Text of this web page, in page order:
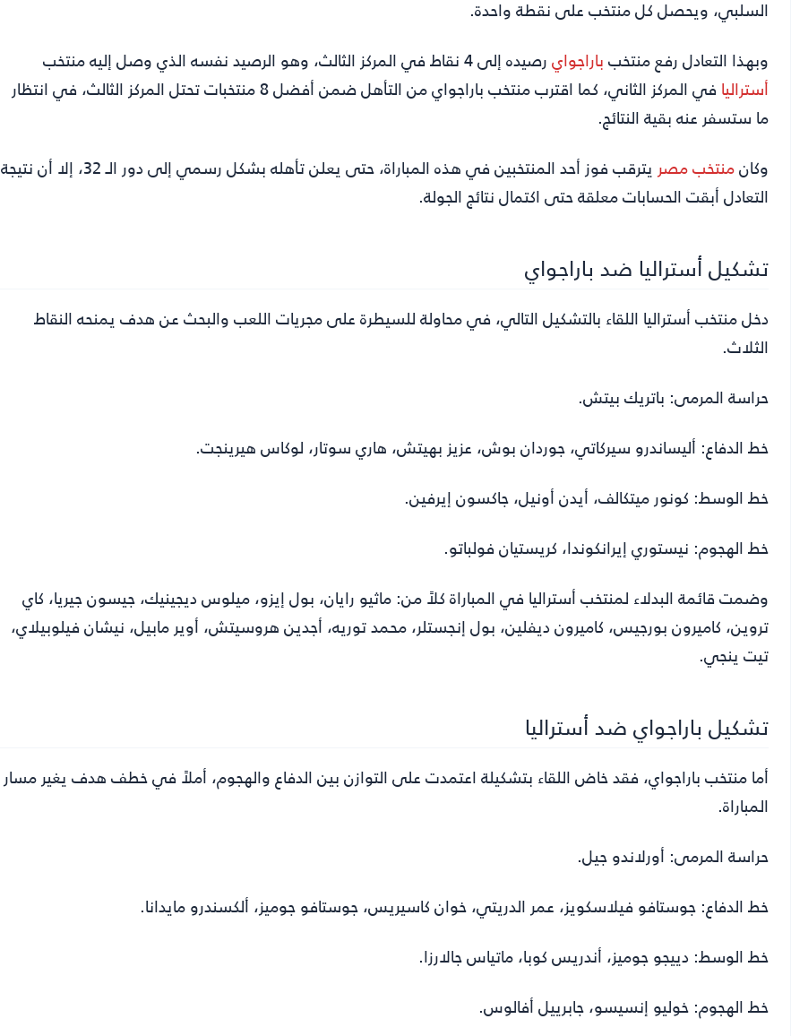
السلبي، ويحصل كل منتخب على نقطة واحدة.
وبهذا التعادل رفع منتخبباراجوايرصيده إلى 4 نقاط في المركز الثالث، وهو الرصيد نفسه الذي وصل إليه منتخب
أستراليا
في المركز الثاني، كما اقترب منتخب باراجواي من التأهل ضمن أفضل 8 منتخبات تحتل المركز الثالث، في انتظار
ما ستسفر عنه بقية النتائج.
وكانمنتخب مصر
يترقب فوز أحد المنتخبين في هذه المباراة، حتى يعلن تأهله بشكل رسمي إلى دور الـ 32، إلا أن نتيجة
التعادل أبقت الحسابات معلقة حتى اكتمال نتائج الجولة.
تشكيل أستراليا ضد باراجواي
دخل منتخب أستراليا اللقاء بالتشكيل التالي، في محاولة للسيطرة على مجريات اللعب والبحث عن هدف يمنحه النقاط
الثلاث.
حراسة المرمى: باتريك بيتش.
خط الدفاع: أليساندرو سيركاتي، جوردان بوش، عزيز بهيتش، هاري سوتار، لوكاس هيرينجت.
خط الوسط: كونور ميتكالف، أيدن أونيل، جاكسون إيرفين.
خط الهجوم: نيستوري إيرانكوندا، كريستيان فولباتو.
وضمت قائمة البدلاء لمنتخب أستراليا في المباراة كلاً من: ماثيو رايان، بول إيزو، ميلوس ديجينيك، جيسون جيريا، كاي
تروين، كاميرون بورجيس، كاميرون ديفلين، بول إنجستلر، محمد توريه، أجدين هروسيتش، أوير مابيل، نيشان فيلوبيلاي،
تيت ينجي.
تشكيل باراجواي ضد أستراليا
أما منتخب باراجواي، فقد خاض اللقاء بتشكيلة اعتمدت على التوازن بين الدفاع والهجوم، أملاً في خطف هدف يغير مسار
المباراة.
حراسة المرمى: أورلاندو جيل.
خط الدفاع: جوستافو فيلاسكويز، عمر الدريتي، خوان كاسيريس، جوستافو جوميز، ألكسندرو مايدانا.
خط الوسط: دييجو جوميز، أندريس كوبا، ماتياس جالارزا.
خط الهجوم: خوليو إنسيسو، جابرييل أفالوس.